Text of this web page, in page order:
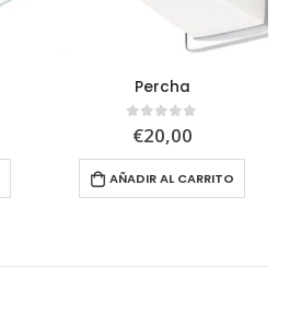
Percha
0out of 5
€20,00
AÑADIR AL CARRITO